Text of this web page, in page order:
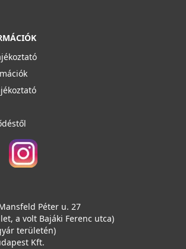
Péter u. 27
a volt Bajáki Ferenc utca)
területén)
Kft.